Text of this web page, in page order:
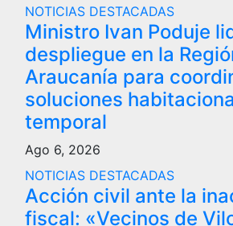
NOTICIAS DESTACADAS
Ministro Ivan Poduje
despliegue en la
Araucanía para
soluciones
temporal
Ago 6, 2026
NOTICIAS DESTACADAS
Acción civil ante la
fiscal: «Vecinos de